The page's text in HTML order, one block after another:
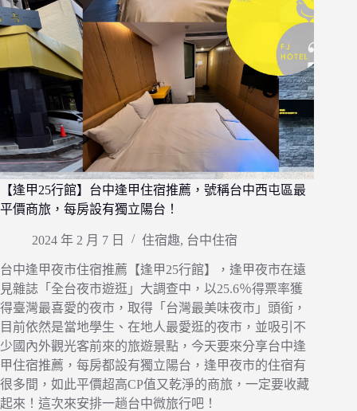
【逢甲25行館】台中逢甲住宿推薦，號稱台中西屯區最
平價商旅，每房設有獨立陽台！
2024 年 2 月 7 日 住宿趣, 台中住宿
台中逢甲夜市住宿推薦【逢甲25行館】，逢甲夜市在遠
見雜誌「全台夜市遊逛」大調查中，以25.6％得票率獲
得臺灣最喜愛的夜市，取得「台灣最美味夜市」頭銜，
目前依然是當地學生、在地人最愛逛的夜市，並吸引不
少國內外觀光客前來的旅遊景點，今天要來分享台中逢
甲住宿推薦，每房都設有獨立陽台，逢甲夜市的住宿有
很多間，如此平價超高CP值又乾淨的商旅，一定要收藏
起來！這次來安排一趟台中微旅行吧！